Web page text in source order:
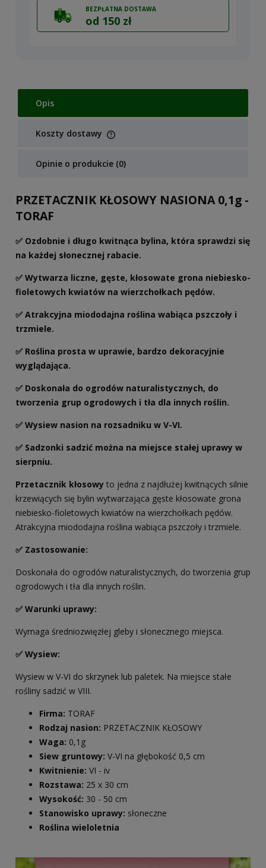
BEZPŁATNA DOSTAWA
od 150 zł
Opis
Koszty dostawy
Cena nie zawiera ewentualnych kosztów płatności
Opinie o produkcie (0)
PRZETACZNIK KŁOSOWY NASIONA 0,1g -
TORAF
✅ Ozdobnie i długo kwitnąca bylina, która sprawdzi się
na każdej słonecznej rabacie.
✅ Wytwarza liczne, gęste, kłosowate grona niebiesko-
fioletowych kwiatów na wierzchołkach pędów.
✅ Atrakcyjna miododajna roślina wabiąca pszczoły i
trzmiele.
✅ Roślina prosta w uprawie, bardzo dekoracyjnie
wyglądająca.
✅ Doskonała do ogrodów naturalistycznych, do
tworzenia grup ogrodowych i tła dla innych roślin.
✅ Wysiew nasion na rozsadniku w V-VI.
✅ Sadzonki sadzić można na miejsce stałej uprawy w
sierpniu.
Przetacznik kłosowy to jedna z najdłużej kwitnących silnie
krzewiących się bylin wytwarzająca gęste kłosowate grona
niebiesko-fioletowych kwiatów na wierzchołkach pędów.
Atrakcyjna miododajna roślina wabiąca pszczoły i trzmiele.
✅ Zastosowanie:
Doskonała do ogrodów naturalistycznych, do tworzenia grup
ogrodowych i tła dla innych roślin.
✅ Warunki uprawy:
Wymaga średniozwięzłej gleby i słonecznego miejsca.
✅ Wysiew:
Wysiew w V-VI do skrzynek lub paletek. Na miejsce stałe
rośliny sadzić w VIII.
Firma: TORAF
Rodzaj nasion: PRZETACZNIK KŁOSOWY
Waga: 0,1g
Siew gruntowy: V-VI na głębokość 0,5 cm
Kwitnienie: VI - iv
Rozstawa: 25 x 30 cm
Wysokość: 30 - 50 cm
Stanowisko uprawy: słoneczne
Roślina wieloletnia